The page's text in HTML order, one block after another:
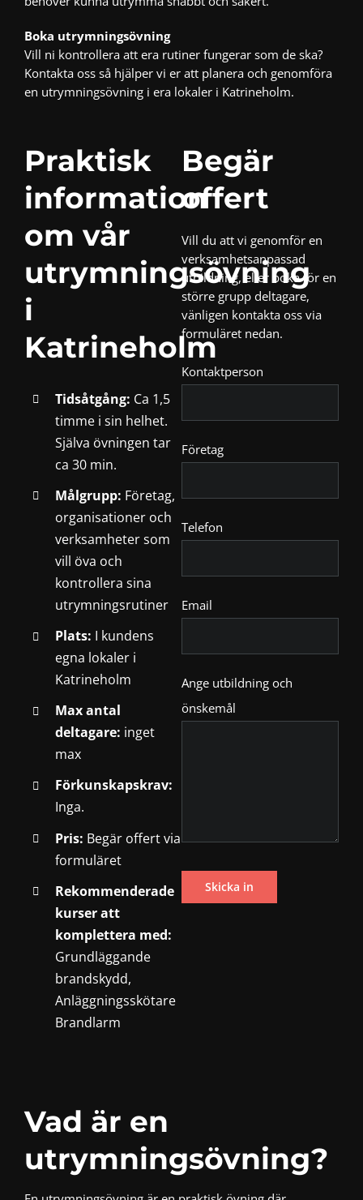
Boka utrymningsövning
Vill ni kontrollera att era rutiner fungerar som de ska?
Kontakta oss så hjälper vi er att planera och genomföra
en utrymningsövning i era lokaler i Katrineholm.
Praktisk
information
om vår
utrymningsövning
i
Katrineholm
Tidsåtgång: Ca 1,5
timme i sin helhet.
Själva övningen tar
ca 30 min.
Målgrupp: Företag,
organisationer och
verksamheter som
vill öva och
kontrollera sina
utrymningsrutiner
Plats: I kundens
egna lokaler i
Katrineholm
Max antal
deltagare: inget
max
Förkunskapskrav:
Inga.
Pris: Begär offert via
formuläret
Rekommenderade
kurser att
komplettera med:
Grundläggande
brandskydd,
Anläggningsskötare
Brandlarm
Begär
offert
Vill du att vi genomför en
verksamhetsanpassad
utbildning, eller boka för en
större grupp deltagare,
vänligen kontakta oss via
formuläret nedan.
Kontaktperson
Företag
Telefon
Email
Ange utbildning och
önskemål
Vad är en
utrymningsövning?